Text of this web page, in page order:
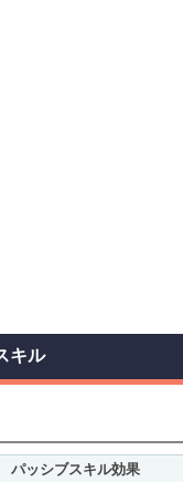
キル
パッシブスキル効果